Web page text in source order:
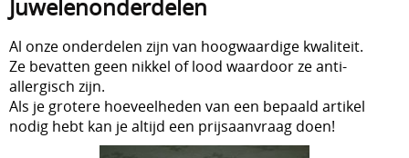
Afgewerkte juwelen
Kerstartikelen
Juwelenonderdelen
Powertex (textielverharder)
Mijn account
Workshops
Juwelenonderdelen
Al onze onderdelen zijn van hoogwaardige kwaliteit.
Ze bevatten geen nikkel of lood waardoor ze anti-
allergisch zijn.
Als je grotere hoeveelheden van een bepaald artikel
nodig hebt kan je altijd een prijsaanvraag doen!